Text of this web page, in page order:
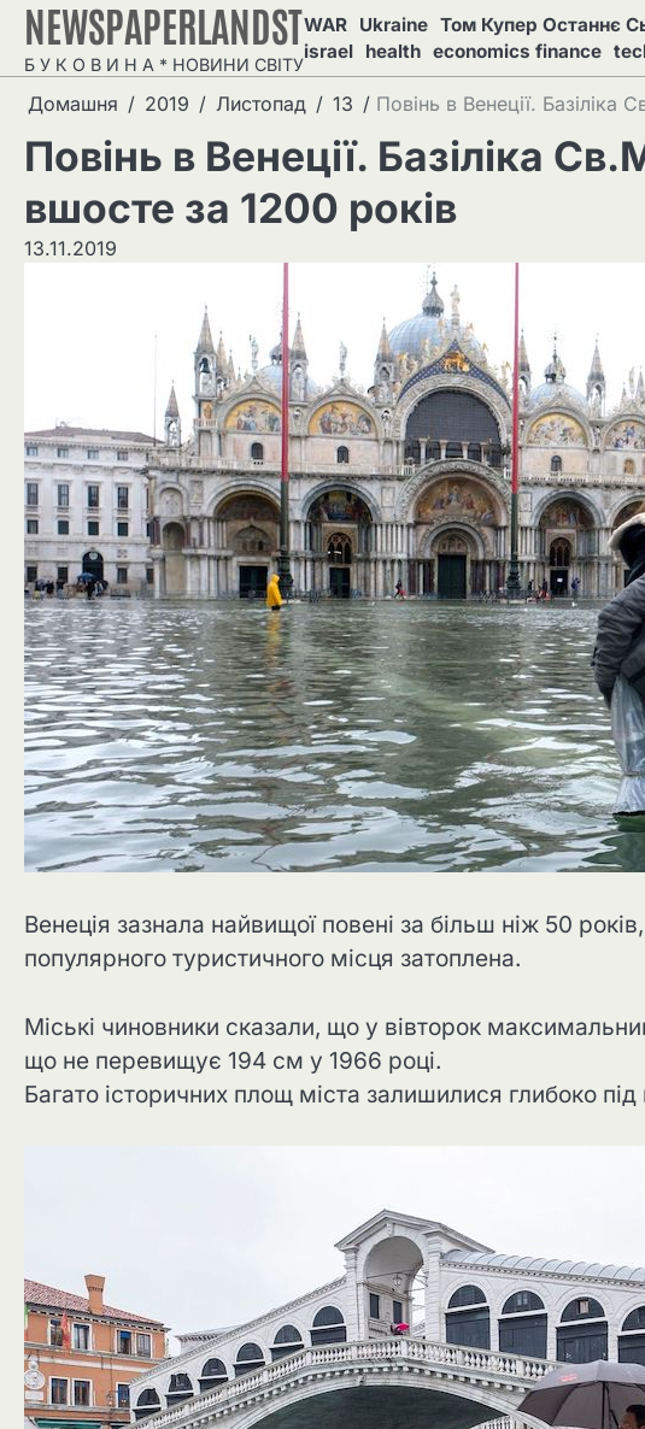
Перейти
вмісту
NEWSPAPERLANDST
Б У К О В И Н А * НОВИНИ СВІТУ
WAR Ukraine Том Купер Останнє
israel health economics finance
Домашня 2019 Листопад 13 Повінь в Венеції. Базіліка
Повінь в Венеції. Базіліка
вшосте за 1200 років
13.11.2019
Венеція зазнала найвищої повені за більш ніж 50
популярного туристичного місця затоплена.
Міські чиновники сказали, що у вівторок
що не перевищує 194 см у 1966 році.
Багато історичних площ міста залишилися глибоко